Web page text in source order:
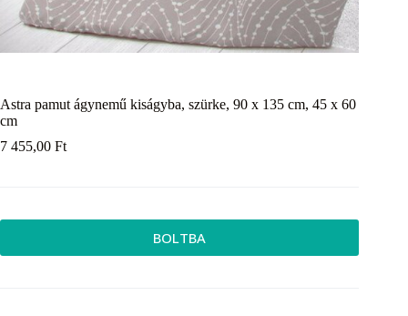
Astra pamut ágynemű kiságyba, szürke, 90 x 135 cm, 45 x 60
cm
7 455,00 Ft
BOLTBA